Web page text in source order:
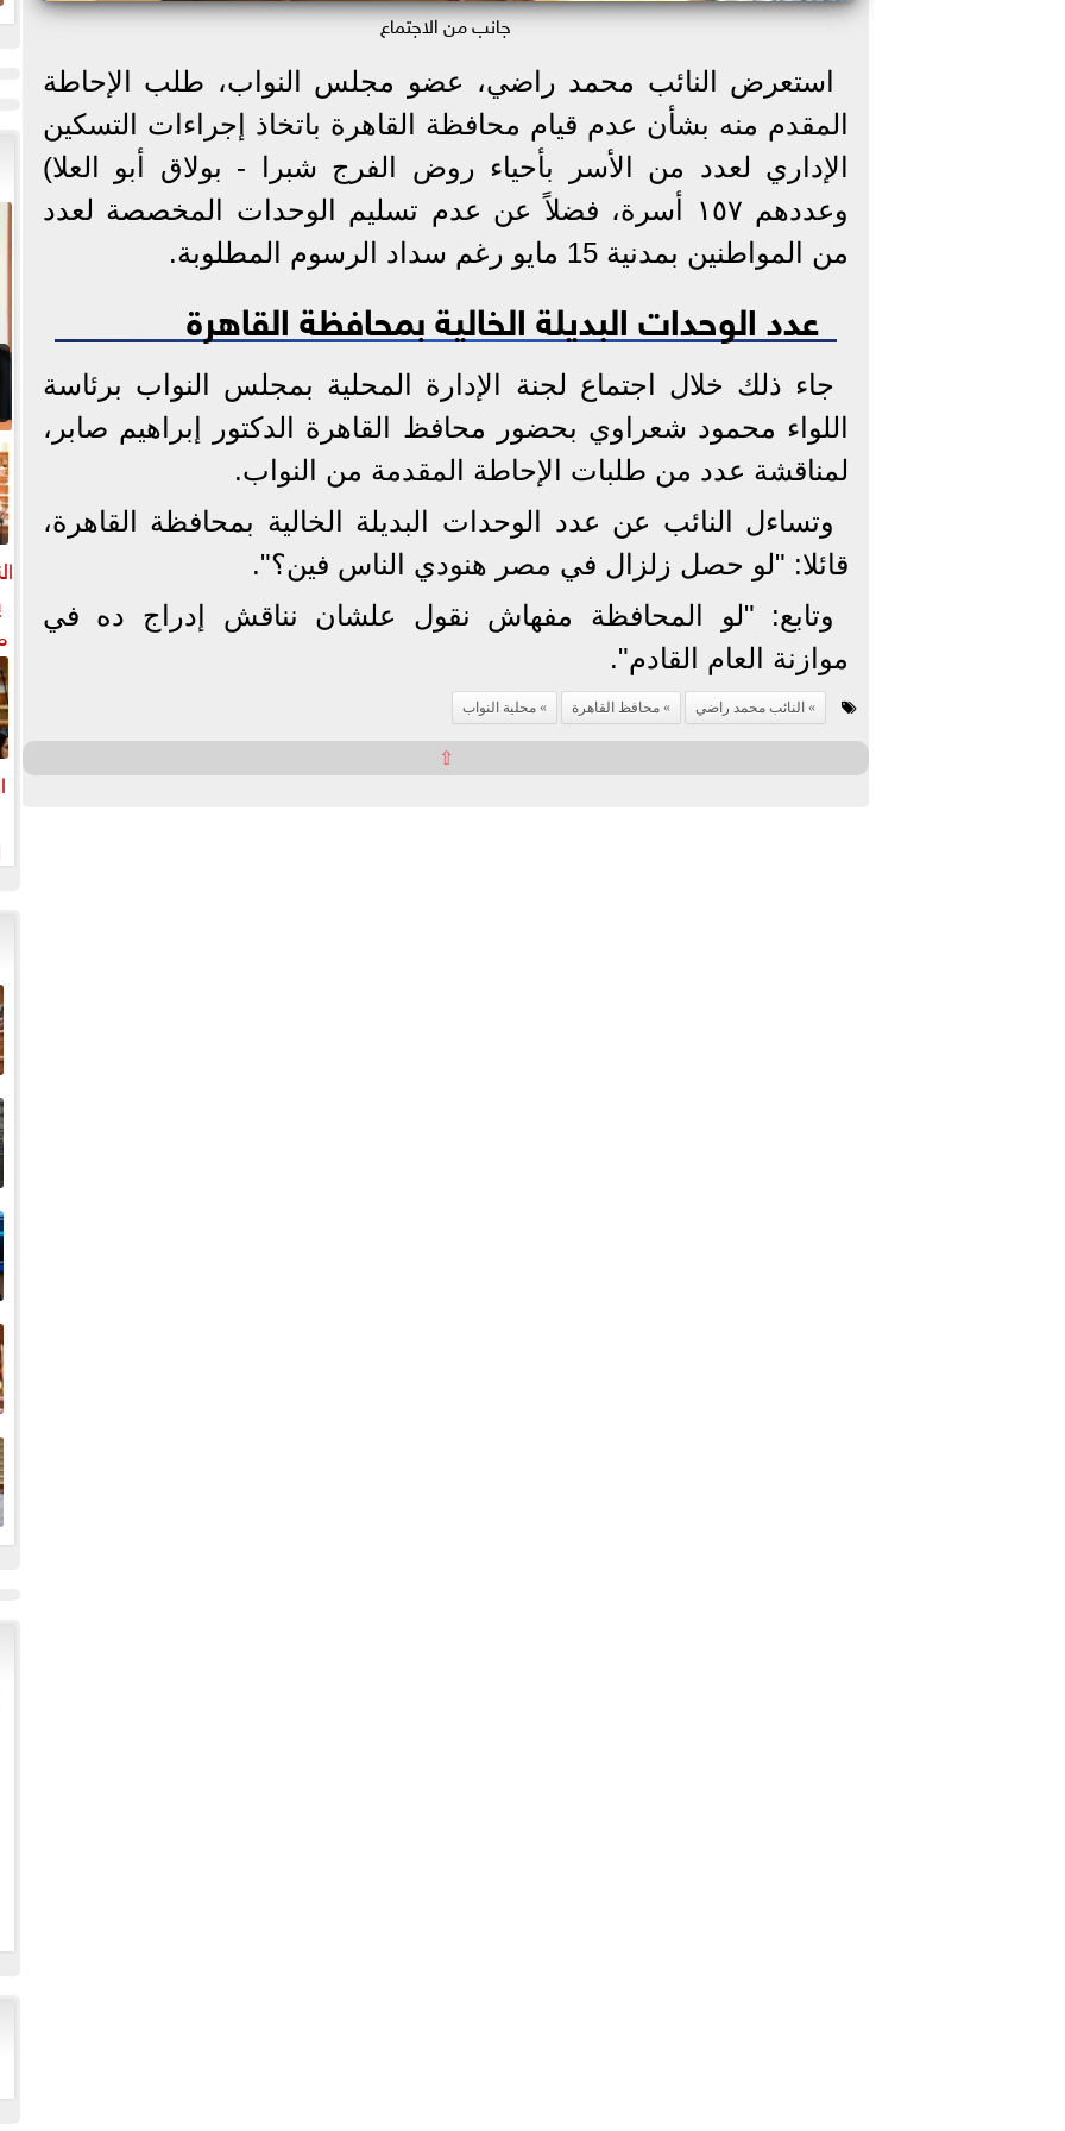
جانب من الاجتماع
استعرض النائب محمد راضي، عضو مجلس النواب، طلب الإحاطة
المقدم منه بشأن عدم قيام محافظة القاهرة باتخاذ إجراءات التسكين
الإداري لعدد من الأسر بأحياء روض الفرج شبرا - بولاق أبو العلا)
وعددهم ١٥٧ أسرة، فضلاً عن عدم تسليم الوحدات المخصصة لعدد
من المواطنين بمدنية 15 مايو رغم سداد الرسوم المطلوبة.
عدد الوحدات البديلة الخالية بمحافظة القاهرة
جاء ذلك خلال اجتماع لجنة الإدارة المحلية بمجلس النواب برئاسة
اللواء محمود شعراوي بحضور محافظ القاهرة الدكتور إبراهيم صابر،
لمناقشة عدد من طلبات الإحاطة المقدمة من النواب.
وتساءل النائب عن عدد الوحدات البديلة الخالية بمحافظة القاهرة،
قائلا: "لو حصل زلزال في مصر هنودي الناس فين؟".
وتابع: "لو المحافظة مفهاش نقول علشان نناقش إدراج ده في
موازنة العام القادم".
النائب محمد راضي محافظ القاهرة محلية النواب
⇧